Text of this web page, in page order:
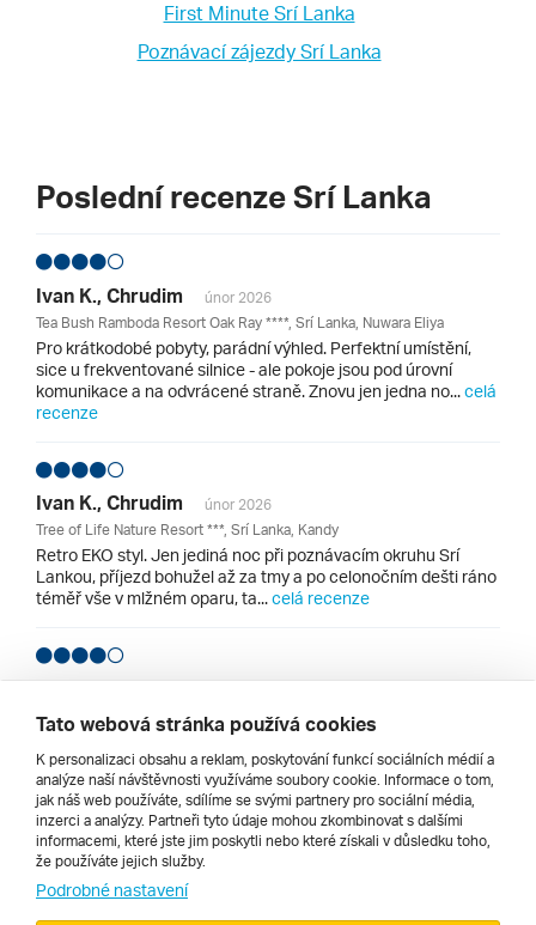
First Minute Srí Lanka
Poznávací zájezdy Srí Lanka
Poslední recenze Srí Lanka
Ivan K., Chrudim
únor 2026
Tea Bush Ramboda Resort Oak Ray ****, Srí Lanka, Nuwara Eliya
Pro krátkodobé pobyty, parádní výhled. Perfektní umístění,
sice u frekventované silnice - ale pokoje jsou pod úrovní
komunikace a na odvrácené straně. Znovu jen jedna no...celá
recenze
Ivan K., Chrudim
únor 2026
Tree of Life Nature Resort ***, Srí Lanka, Kandy
Retro EKO styl. Jen jediná noc při poznávacím okruhu Srí
Lankou, příjezd bohužel až za tmy a po celonočním dešti ráno
téměř vše v mlžném oparu, ta...celá recenze
Ivan K., Chrudim
Mermaid Hotel & Club ****, Srí Lanka, Západní pobřeží, Kalutara
Solidní plážová klasika. Strávených sice jen 2 a čtvrt dne na
závěr okružní cesty po jižní části ostrova (a měl jsem tu
výhodu, že jsem před 12ti lety pobý...celá recenze
Všechny recenze hotelů v lokalitě Srí Lanka
Tato webová stránka používá cookies
K personalizaci obsahu a reklam, poskytování funkcí sociálních médií a
analýze naší návštěvnosti využíváme soubory cookie. Informace o tom,
jak náš web používáte, sdílíme se svými partnery pro sociální média,
inzerci a analýzy. Partneři tyto údaje mohou zkombinovat s dalšími
informacemi, které jste jim poskytli nebo které získali v důsledku toho,
že používáte jejich služby.
Podrobné nastavení